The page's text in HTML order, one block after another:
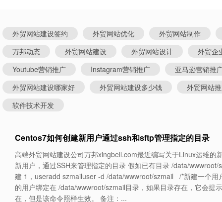
外贸网站建设签约 外贸网站优化
外贸网站制作
万邦动态
外贸网站建设 外贸网站设计
外贸企
Youtube营销推广
Instagram营销推广
亚马逊营销推
外贸网站建设哪家好
外贸网站建设多少钱
外贸网站
软件技术开发
Centos7如何创建新用户通过ssh和sftp管理指定的目录
高端外贸网站建设公司万邦xingbell.com最近编写关于Linux运维的
新用户，通过SSH来管理指定的目录 假如已有目录 /data/wwwroot/
建 1，useradd szmailuser -d /data/wwwroot/szmail /*新建一个用
的用户绑定在 /data/wwwroot/szmail目录，如果目录存在，它会提
在，但是该命令照样生效。 备注：...